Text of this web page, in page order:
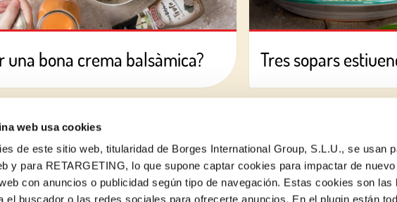
web usa cookies
de este sitio web, titularidad de Borges International Group, S.L.U., se usan
y para RETARGETING, lo que supone captar cookies para impactar de nuevo
con anuncios o publicidad según tipo de navegación. Estas cookies son las
el buscador o las redes sociales para ofrecerte anuncios. En el plugin están
una bona crema balsàmica? Tres sopars
Vols conèixer totes les nostres novetats?